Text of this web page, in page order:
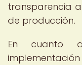
transparencia
de producción.
En cuanto